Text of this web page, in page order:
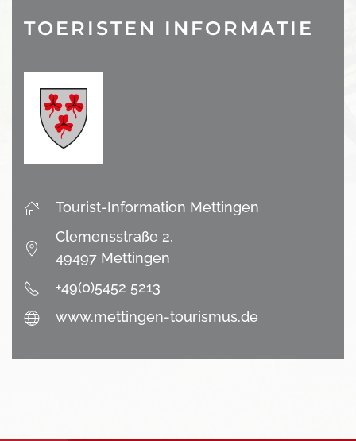
TOERISTEN INFORMATIE
Tourist-Information Mettingen
Clemensstraße 2,
49497 Mettingen
+49(0)5452 5213
www.mettingen-tourismus.de